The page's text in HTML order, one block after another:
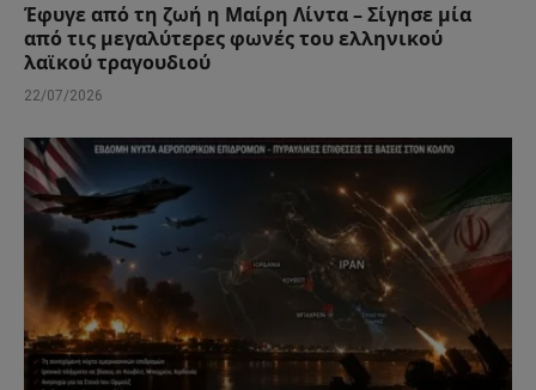
Έφυγε από τη ζωή η Μαίρη Λίντα – Σίγησε μία
από τις μεγαλύτερες φωνές του ελληνικού
λαϊκού τραγουδιού
22/07/2026